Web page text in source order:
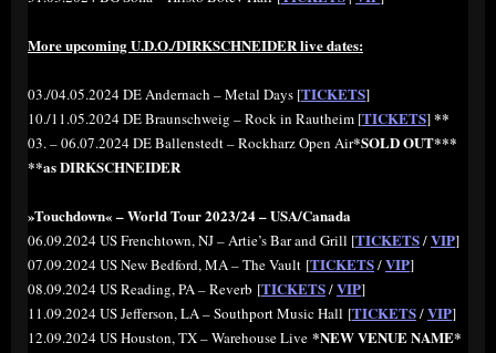
More upcoming U.D.O./DIRKSCHNEIDER live dates:
03./04.05.2024 DE Andernach – Metal Days [TICKETS]
10./11.05.2024 DE Braunschweig – Rock in Rautheim [TICKETS]**
03. – 06.07.2024 DE Ballenstedt – Rockharz Open Air*SOLD OUT***
**as DIRKSCHNEIDER
»Touchdown« – World Tour 2023/24 – USA/Canada
06.09.2024 US Frenchtown, NJ – Artie’s Bar and Grill [TICKETS/VIP]
07.09.2024 US New Bedford, MA – The Vault [TICKETS/VIP]
08.09.2024 US Reading, PA – Reverb [TICKETS/VIP]
11.09.2024 US Jefferson, LA – Southport Music Hall [TICKETS/VIP]
12.09.2024 US Houston, TX – Warehouse Live *NEW VENUE NAME*